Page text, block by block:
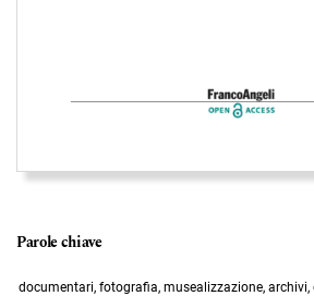
Parole chiave
documentari, fotografia, musealizzazione,